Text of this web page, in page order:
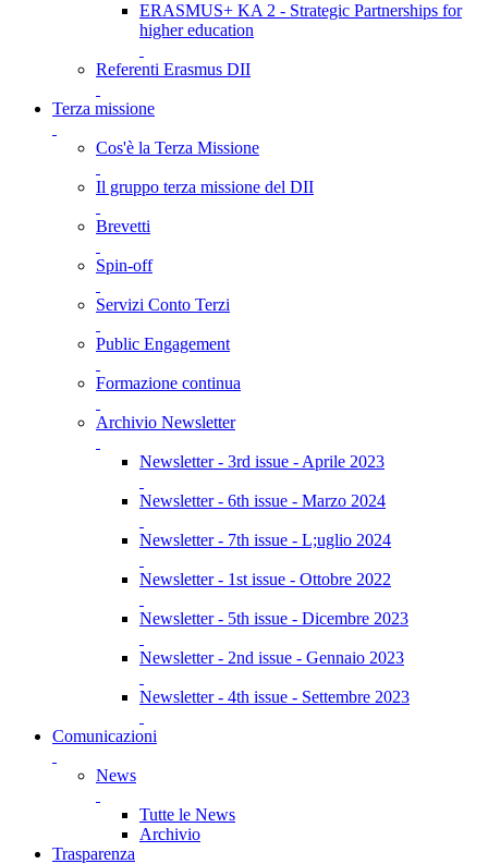
ERASMUS+ KA 2 - Strategic Partnerships for
higher education
Referenti Erasmus DII
Terza missione
Cos'è la Terza Missione
Il gruppo terza missione del DII
Brevetti
Spin-off
Servizi Conto Terzi
Public Engagement
Formazione continua
Archivio Newsletter
Newsletter - 3rd issue - Aprile 2023
Newsletter - 6th issue - Marzo 2024
Newsletter - 7th issue - L;uglio 2024
Newsletter - 1st issue - Ottobre 2022
Newsletter - 5th issue - Dicembre 2023
Newsletter - 2nd issue - Gennaio 2023
Newsletter - 4th issue - Settembre 2023
Comunicazioni
News
Tutte le News
Archivio
Trasparenza